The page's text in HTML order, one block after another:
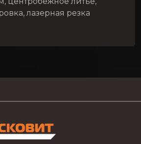
лазерная резка